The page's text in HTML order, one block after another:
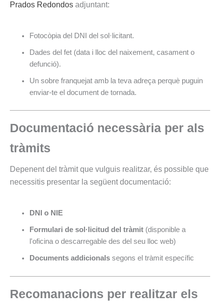
Prados Redondos adjuntant:
Fotocòpia del DNI del sol·licitant.
Dades del fet (data i lloc del naixement, casament o
defunció).
Un sobre franquejat amb la teva adreça perquè puguin
enviar-te el document de tornada.
Documentació necessària per als
tràmits
Depenent del tràmit que vulguis realitzar, és possible que
necessitis presentar la següent documentació:
DNI o NIE
Formulari de sol·licitud del tràmit (disponible a
l'oficina o descarregable des del seu lloc web)
Documents addicionals segons el tràmit específic
Recomanacions per realitzar els